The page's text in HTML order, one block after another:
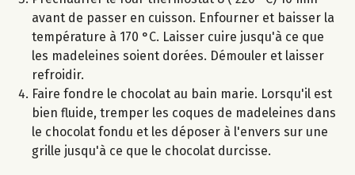
avant de passer en cuisson. Enfourner et baisser la
température à 170 °C. Laisser cuire jusqu'à ce que
les madeleines soient dorées. Démouler et laisser
refroidir.
Faire fondre le chocolat au bain marie. Lorsqu'il est
bien fluide, tremper les coques de madeleines dans
le chocolat fondu et les déposer à l'envers sur une
grille jusqu'à ce que le chocolat durcisse.